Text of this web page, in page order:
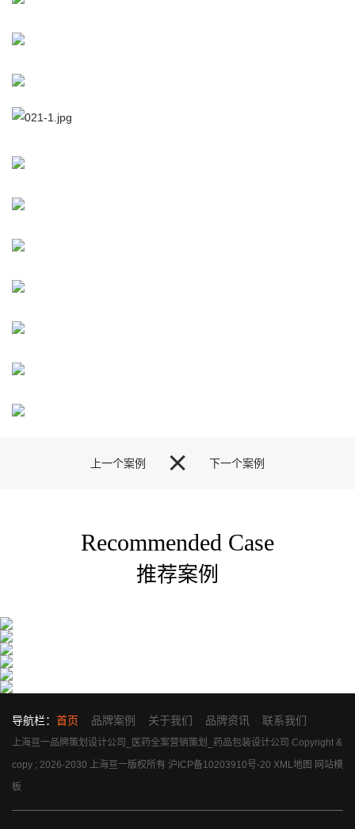
上一个案例 下一个案例

Recommended Case
推荐案例
导航栏： 首页 品牌案例 关于我们 品牌资讯 联系我们
上海亘一品牌策划设计公司_医药全案营销策划_药品包装设计公司 Copyright &
copy ; 2026-2030 上海亘一版权所有 沪ICP备10203910号-20 XML地图 网站模
板